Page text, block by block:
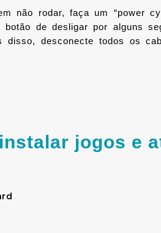
não rodar, faça um “power
de desligar por alguns
disso, desconecte todos os
jogos e